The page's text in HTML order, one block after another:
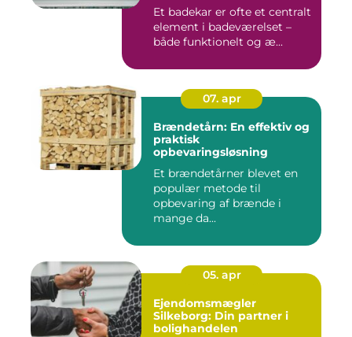
Et badekar er ofte et centralt
element i badeværelset –
både funktionelt og æ...
07. apr
Brændetårn: En effektiv og
praktisk
opbevaringsløsning
Et brændetårner blevet en
populær metode til
opbevaring af brænde i
mange da...
05. apr
Ejendomsmægler
Silkeborg: Din partner i
bolighandelen